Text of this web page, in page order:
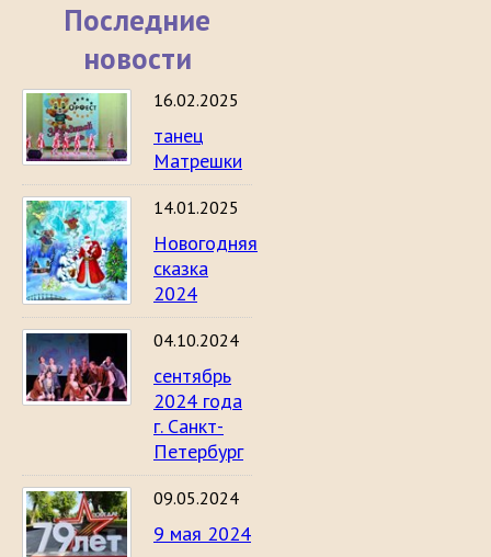
Последние
новости
16.02.2025
танец
Матрешки
14.01.2025
Новогодняя
сказка
2024
04.10.2024
сентябрь
2024 года
г. Санкт-
Петербург
09.05.2024
9 мая 2024